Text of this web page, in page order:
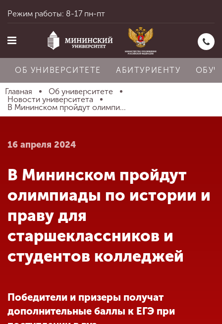
Главная
Абитуриенту
Обучение
Наука
Международная
деятельность
Режим работы: 8-17 пн-пт
ОБ УНИВЕРСИТЕТЕ АБИТУРИЕНТУ
Главная
Об университете
Новости университета
В Мининском пройдут олимпи...
16 апреля 2024
В Мининском пройдут
олимпиады по истории и
праву для
старшеклассников и
студентов колледжей
Победители и призеры получат
дополнительные баллы к ЕГЭ при